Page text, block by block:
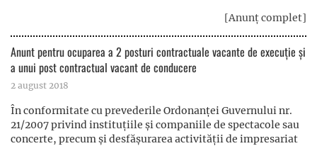
[Anunț complet]
Anunt pentru ocuparea a 2 posturi contractuale vacante de execuție și
a unui post contractual vacant de conducere
2 august 2018
În conformitate cu prevederile Ordonanţei Guvernului nr.
21/2007 privind instituţiile şi companiile de spectacole sau
concerte, precum şi desfăşurarea activităţii de impresariat